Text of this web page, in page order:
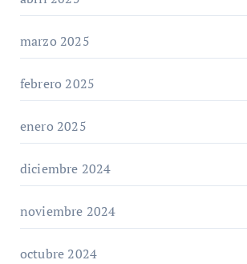
marzo 2025
febrero 2025
enero 2025
diciembre 2024
noviembre 2024
octubre 2024